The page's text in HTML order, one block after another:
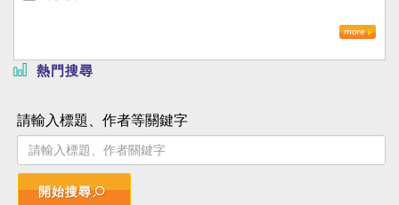
熱門搜尋
請輸入標題、作者等關鍵字
開始搜尋